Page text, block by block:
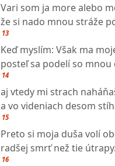
Vari som ja more alebo
že si nado mnou stráže
13
Keď myslím: Však ma
posteľ sa podelí so mnou
14
aj vtedy mi strach
a vo videniach desom
15
Preto si moja duša volí
radšej smrť než tie útrapy.
16